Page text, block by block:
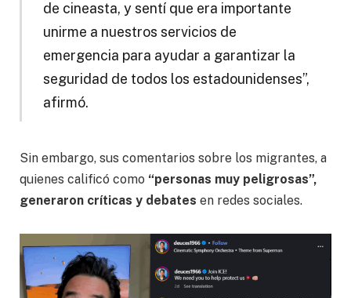
de cineasta, y sentí que era importante
unirme a nuestros servicios de
emergencia para ayudar a garantizar la
seguridad de todos los estadounidenses”,
afirmó.
Sin embargo, sus comentarios sobre los migrantes, a
quienes calificó como “personas muy peligrosas”,
generaron críticas y debates en redes sociales.